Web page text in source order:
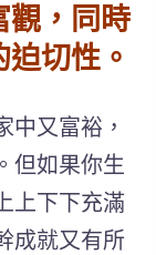
觀，同時
切性。
中又富裕，
但如果你生
上下下充滿
成就又有所